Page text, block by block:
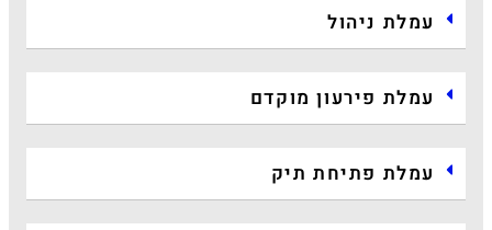
עמלת ניהול
עמלת פירעון מוקדם
עמלת פתיחת תיק